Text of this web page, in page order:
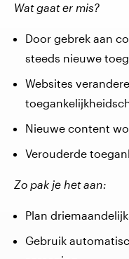
Wat gaat er mis?
Door gebrek aan
steeds nieuwe
Websites
Nieuwe content
Verouderde
Zo pak je het aan:
Plan
Gebruik